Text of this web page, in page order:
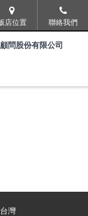
店位置 聯絡我們
問股份有限公司
灣